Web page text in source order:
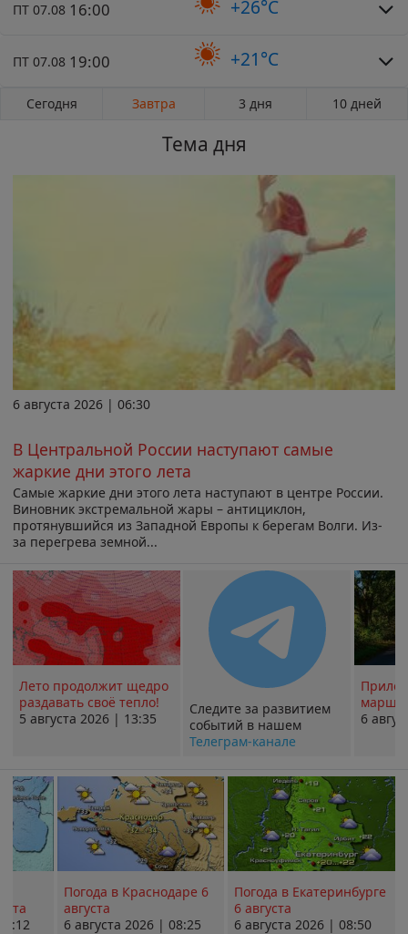
ПТ 07.08 16:00 +26°C
ПТ 07.08 19:00 +21°C
Сегодня Завтра 3 дня 10 дней
Тема дня
6 августа 2026 | 06:30
В Центральной России наступают самые
жаркие дни этого лета
Самые жаркие дни этого лета наступают в центре России.
Виновник экстремальной жары – антициклон,
протянувшийся из Западной Европы к берегам Волги. Из-
за перегрева земной...
Лето продолжит щедро
раздавать своё тепло!
5 августа 2026 | 13:35
Следите за развитием
событий в нашем
Телеграм-канале
6
Погода в Краснодаре 6
августа
6 августа 2026 | 08:25
Погода в Екатеринбурге
6 августа
6 августа 2026 | 08:50